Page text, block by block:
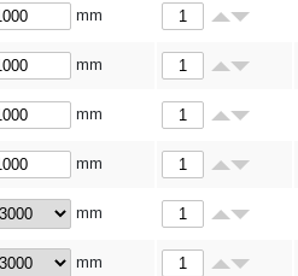
mm
mm
mm
mm
mm
mm